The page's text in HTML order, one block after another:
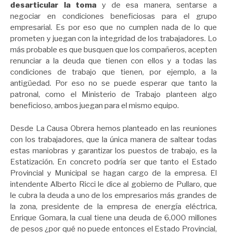
desarticular la toma y de esa manera, sentarse a
negociar en condiciones beneficiosas para el grupo
empresarial. Es por eso que no cumplen nada de lo que
prometen y juegan con la integridad de los trabajadores. Lo
más probable es que busquen que los compañeros, acepten
renunciar a la deuda que tienen con ellos y a todas las
condiciones de trabajo que tienen, por ejemplo, a la
antigüedad. Por eso no se puede esperar que tanto la
patronal, como el Ministerio de Trabajo planteen algo
beneficioso, ambos juegan para el mismo equipo.
Desde La Causa Obrera hemos planteado en las reuniones
con los trabajadores, que la única manera de saltear todas
estas maniobras y garantizar los puestos de trabajo, es la
Estatización. En concreto podría ser que tanto el Estado
Provincial y Municipal se hagan cargo de la empresa. El
intendente Alberto Ricci le dice al gobierno de Pullaro, que
le cubra la deuda a uno de los empresarios más grandes de
la zona, presidente de la empresa de energía eléctrica,
Enrique Gomara, la cual tiene una deuda de 6,000 millones
de pesos ¿por qué no puede entonces el Estado Provincial,